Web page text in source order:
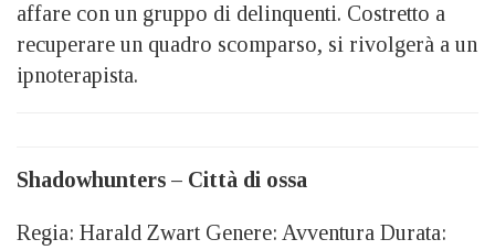
affare con un gruppo di delinquenti. Costretto a
recuperare un quadro scomparso, si rivolgerà a un
ipnoterapista.
Shadowhunters – Città di ossa
Regia: Harald Zwart Genere: Avventura Durata: